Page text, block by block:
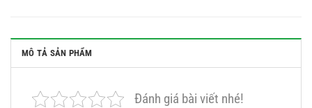
MÔ TẢ SẢN PHẨM
Đánh giá bài viết nhé!